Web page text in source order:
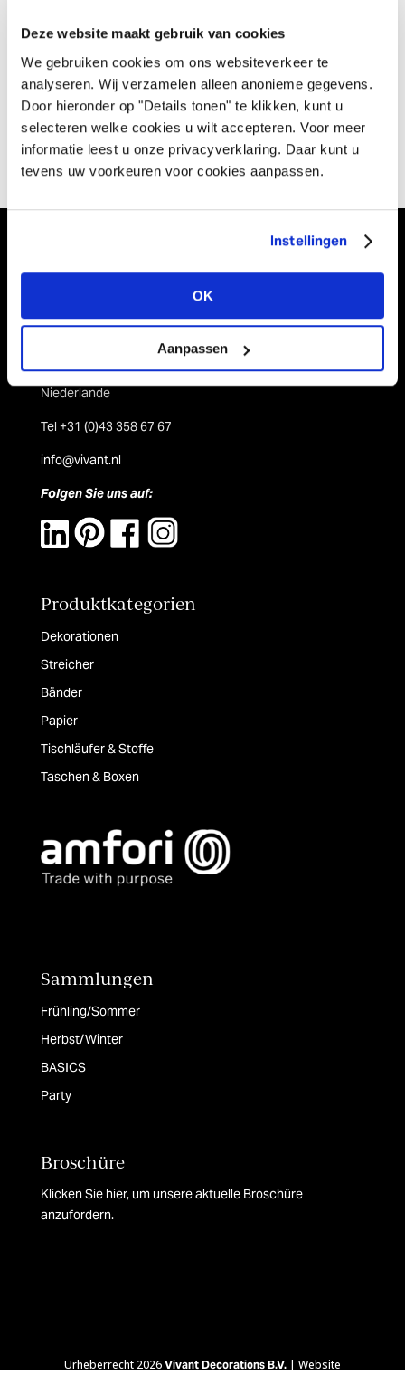
Deze website maakt gebruik van cookies
We gebruiken cookies om ons websiteverkeer te
analyseren. Wij verzamelen alleen anonieme gegevens.
Door hieronder op "Details tonen" te klikken, kunt u
selecteren welke cookies u wilt accepteren. Voor meer
informatie leest u onze privacyverklaring. Daar kunt u
tevens uw voorkeuren voor cookies aanpassen.
Instellingen
OK
Aanpassen
erfahren?
Kontakt
Vivant Decorations B.V.
6199 AE Maastricht Airport
Niederlande
Tel +31 (0)43 358 67 67
info@vivant.nl
Folgen Sie uns auf:
Produktkategorien
Dekorationen
Streicher
Bänder
Papier
Tischläufer & Stoffe
Taschen & Boxen
Sammlungen
Frühling/Sommer
Herbst/Winter
BASICS
Party
Broschüre
Klicken Sie hier, um unsere aktuelle Broschüre
anzufordern.
Urheberrecht 2026 Vivant Decorations B.V.| Website